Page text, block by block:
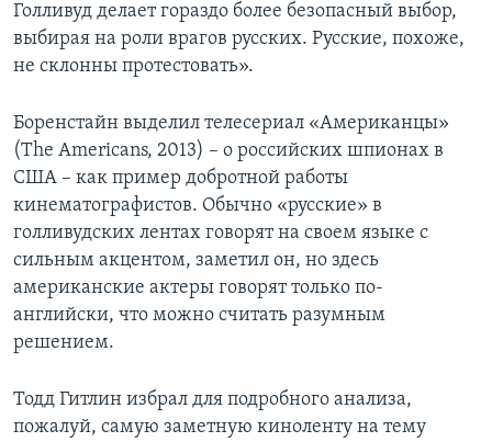
Голливуд делает гораздо более безопасный выбор,
выбирая на роли врагов русских. Русские, похоже,
не склонны протестовать».
Боренстайн выделил телесериал «Американцы»
(The Americans, 2013) – о российских шпионах в
США – как пример добротной работы
кинематографистов. Обычно «русские» в
голливудских лентах говорят на своем языке с
сильным акцентом, заметил он, но здесь
американские актеры говорят только по-
английски, что можно считать разумным
решением.
Тодд Гитлин избрал для подробного анализа,
пожалуй, самую заметную киноленту на тему